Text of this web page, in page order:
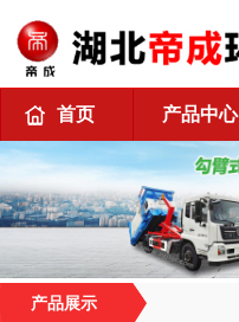
首页 产品中心
产品展示